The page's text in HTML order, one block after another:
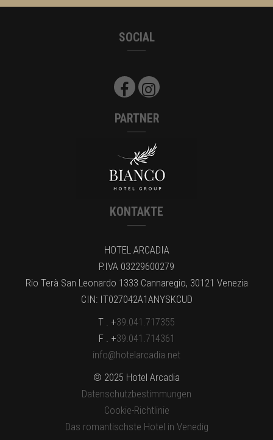
SOCIAL
PARTNER
KONTAKTE
HOTEL ARCADIA
P.IVA 03229600279
Rio Terà San Leonardo 1333 Cannaregio, 30121 Venezia
CIN: IT027042A1ANYSKCUD
T . +39.041.717355
F . +39.041.714361
info@hotelarcadia.net
© 2025 Hotel Arcadia
Datenschutzbestimmungen
Cookie-Richtlinie
Das romantischste Hotel in Venedig